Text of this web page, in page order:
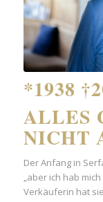
*1938
ALLES
NICHT
Der Anfang in
„aber ich hab
Verkäuferin hat